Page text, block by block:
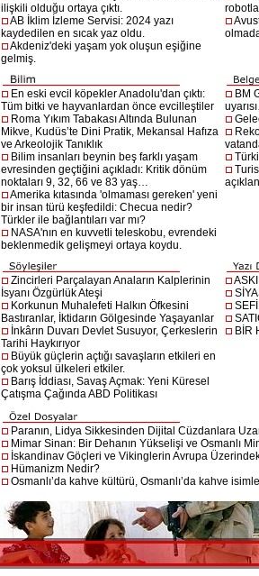
ilişkili olduğu ortaya çıktı.
AB İklim İzleme Servisi: 2024 yazı
kaydedilen en sıcak yaz oldu.
Akdeniz'deki yaşam yok oluşun eşiğine
gelmiş.
En eski evcil köpekler Anadolu'dan çıktı:
Tüm bitki ve hayvanlardan önce evcilleştiler
Roma Yıkım Tabakası Altında Bulunan
Mikve, Kudüs’te Dini Pratik, Mekansal Hafıza
ve Arkeolojik Tanıklık
Bilim insanları beynin beş farklı yaşam
evresinden geçtiğini açıkladı: Kritik dönüm
noktaları 9, 32, 66 ve 83 yaş…
Amerika kıtasında 'olmaması gereken' yeni
bir insan türü keşfedildi: Checua nedir?
Türkler ile bağlantıları var mı?
NASA'nın en kuvvetli teleskobu, evrendeki
beklenmedik gelişmeyi ortaya koydu.
BM
Zincirleri Parçalayan Anaların Kalplerinin
İsyanı Özgürlük Ateşi
Korkunun Muhalefeti Halkın Öfkesini
Bastıranlar, İktidarın Gölgesinde Yaşayanlar
İnkârın Duvarı Devlet Susuyor, Çerkeslerin
Tarihi Haykırıyor
Büyük güçlerin açtığı savaşların etkileri en
çok yoksul ülkeleri etkiler.
Barış İddiası, Savaş Açmak: Yeni Küresel
Çatışma Çağında ABD Politikası
BİR
Paranın, Lidya Sikkesinden Dijital Cüzdanlara
Mimar Sinan: Bir Dehanın Yükselişi ve Osmanlı
İskandinav Göçleri ve Vikinglerin Avrupa
Hümanizm Nedir?
Osmanlı’da kahve kültürü, Osmanlı’da kahve